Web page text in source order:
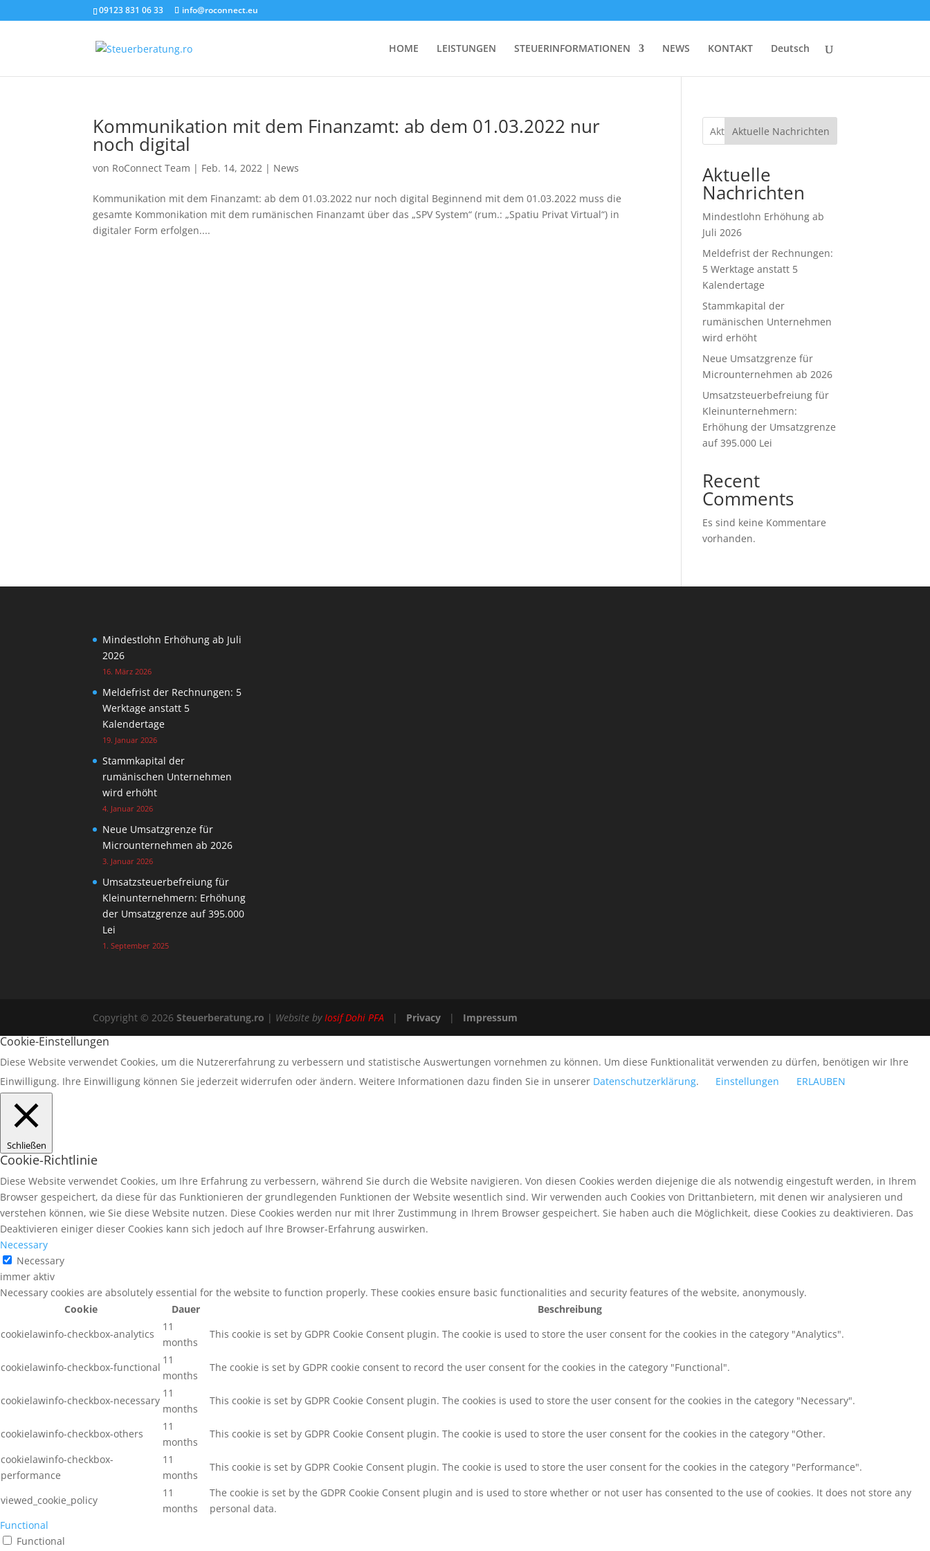
09123 831 06 33 info@roconnect.eu
HOME LEISTUNGEN STEUERINFORMATIONEN NEWS KONTAKT Deutsch
Kommunikation mit dem Finanzamt: ab dem 01.03.2022 nur
noch digital
von RoConnect Team | Feb. 14, 2022 | News
Kommunikation mit dem Finanzamt: ab dem 01.03.2022 nur noch digital Beginnend mit dem 01.03.2022 muss die
gesamte Kommonikation mit dem rumänischen Finanzamt über das „SPV System“ (rum.: „Spatiu Privat Virtual“) in
digitaler Form erfolgen....
Aktuelle Nachrichten
Aktuelle
Nachrichten
Mindestlohn Erhöhung ab
Juli 2026
Meldefrist der Rechnungen:
5 Werktage anstatt 5
Kalendertage
Stammkapital der
rumänischen Unternehmen
wird erhöht
Neue Umsatzgrenze für
Microunternehmen ab 2026
Umsatzsteuerbefreiung für
Kleinunternehmern:
Erhöhung der Umsatzgrenze
auf 395.000 Lei
Recent
Comments
Es sind keine Kommentare
vorhanden.
Mindestlohn Erhöhung ab Juli
2026
16. März 2026
Meldefrist der Rechnungen: 5
Werktage anstatt 5
Kalendertage
19. Januar 2026
Stammkapital der
rumänischen Unternehmen
wird erhöht
4. Januar 2026
Neue Umsatzgrenze für
Microunternehmen ab 2026
3. Januar 2026
Umsatzsteuerbefreiung für
Kleinunternehmern: Erhöhung
der Umsatzgrenze auf 395.000
Lei
1. September 2025
Copyright © 2026Steuerberatung.ro | Website by Iosif Dohi PFA | Privacy | Impressum
Cookie-Einstellungen
Diese Website verwendet Cookies, um die Nutzererfahrung zu verbessern und statistische Auswertungen vornehmen zu können. Um diese Funktionalität verwenden zu dürfen, benötigen wir Ihre
Einwilligung. Ihre Einwilligung können Sie jederzeit widerrufen oder ändern. Weitere Informationen dazu finden Sie in unserer Datenschutzerklärung. Einstellungen ERLAUBEN
Schließen
Cookie-Richtlinie
Diese Website verwendet Cookies, um Ihre Erfahrung zu verbessern, während Sie durch die Website navigieren. Von diesen Cookies werden diejenige die als notwendig eingestuft werden, in Ihrem
Browser gespeichert, da diese für das Funktionieren der grundlegenden Funktionen der Website wesentlich sind. Wir verwenden auch Cookies von Drittanbietern, mit denen wir analysieren und
verstehen können, wie Sie diese Website nutzen. Diese Cookies werden nur mit Ihrer Zustimmung in Ihrem Browser gespeichert. Sie haben auch die Möglichkeit, diese Cookies zu deaktivieren. Das
Deaktivieren einiger dieser Cookies kann sich jedoch auf Ihre Browser-Erfahrung auswirken.
Necessary
Necessary
immer aktiv
Necessary cookies are absolutely essential for the website to function properly. These cookies ensure basic functionalities and security features of the website, anonymously.
Cookie
Dauer
Beschreibung
cookielawinfo-checkbox-analytics
11
months
This cookie is set by GDPR Cookie Consent plugin. The cookie is used to store the user consent for the cookies in the category "Analytics".
cookielawinfo-checkbox-functional
11
months
The cookie is set by GDPR cookie consent to record the user consent for the cookies in the category "Functional".
cookielawinfo-checkbox-necessary
11
months
This cookie is set by GDPR Cookie Consent plugin. The cookies is used to store the user consent for the cookies in the category "Necessary".
cookielawinfo-checkbox-others
11
months
This cookie is set by GDPR Cookie Consent plugin. The cookie is used to store the user consent for the cookies in the category "Other.
cookielawinfo-checkbox-
performance
11
months
This cookie is set by GDPR Cookie Consent plugin. The cookie is used to store the user consent for the cookies in the category "Performance".
viewed_cookie_policy
11
months
The cookie is set by the GDPR Cookie Consent plugin and is used to store whether or not user has consented to the use of cookies. It does not store any
personal data.
Functional
Functional